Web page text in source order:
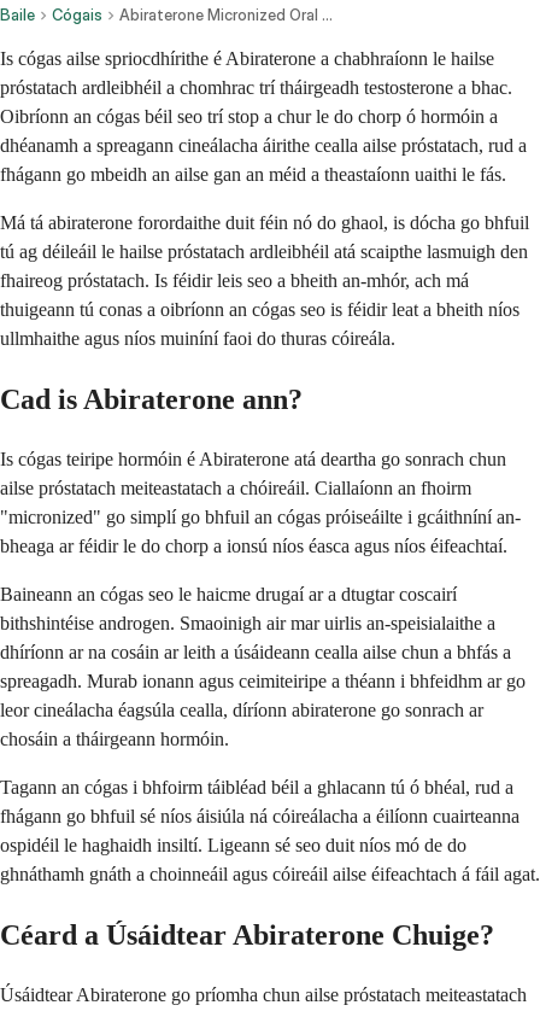
Baile Cógais Abiraterone Micronized Oral Route
Is cógas ailse spriocdhírithe é Abiraterone a chabhraíonn le hailse
próstatach ardleibhéil a chomhrac trí tháirgeadh testosterone a bhac.
Oibríonn an cógas béil seo trí stop a chur le do chorp ó hormóin a
dhéanamh a spreagann cineálacha áirithe cealla ailse próstatach, rud a
fhágann go mbeidh an ailse gan an méid a theastaíonn uaithi le fás.
Má tá abiraterone forordaithe duit féin nó do ghaol, is dócha go bhfuil
tú ag déileáil le hailse próstatach ardleibhéil atá scaipthe lasmuigh den
fhaireog próstatach. Is féidir leis seo a bheith an-mhór, ach má
thuigeann tú conas a oibríonn an cógas seo is féidir leat a bheith níos
ullmhaithe agus níos muiníní faoi do thuras cóireála.
Cad is Abiraterone ann?
Is cógas teiripe hormóin é Abiraterone atá deartha go sonrach chun
ailse próstatach meiteastatach a chóireáil. Ciallaíonn an fhoirm
"micronized" go simplí go bhfuil an cógas próiseáilte i gcáithníní an-
bheaga ar féidir le do chorp a ionsú níos éasca agus níos éifeachtaí.
Baineann an cógas seo le haicme drugaí ar a dtugtar coscairí
bithshintéise androgen. Smaoinigh air mar uirlis an-speisialaithe a
dhíríonn ar na cosáin ar leith a úsáideann cealla ailse chun a bhfás a
spreagadh. Murab ionann agus ceimiteiripe a théann i bhfeidhm ar go
leor cineálacha éagsúla cealla, díríonn abiraterone go sonrach ar
chosáin a tháirgeann hormóin.
Tagann an cógas i bhfoirm táibléad béil a ghlacann tú ó bhéal, rud a
fhágann go bhfuil sé níos áisiúla ná cóireálacha a éilíonn cuairteanna
ospidéil le haghaidh insiltí. Ligeann sé seo duit níos mó de do
ghnáthamh gnáth a choinneáil agus cóireáil ailse éifeachtach á fáil agat.
Céard a Úsáidtear Abiraterone Chuige?
Úsáidtear Abiraterone go príomha chun ailse próstatach meiteastatach